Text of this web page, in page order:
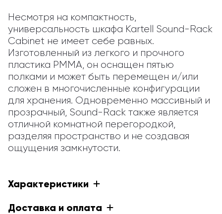
Несмотря на компактность,
универсальность шкафа Kartell Sound-Rack
Cabinet не имеет себе равных.
Изготовленный из легкого и прочного
пластика PMMA, он оснащен пятью
полками и может быть перемещен и/или
сложен в многочисленные конфигурации
для хранения. Одновременно массивный и
прозрачный, Sound-Rack также является
отличной комнатной перегородкой,
разделяя пространство и не создавая
ощущения замкнутости.
Характеристики
Доставка и оплата